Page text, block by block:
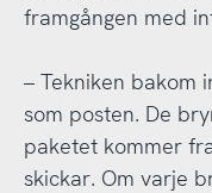
framgången med
– Tekniken bakom
som posten. De
paketet kommer
skickar. Om varje